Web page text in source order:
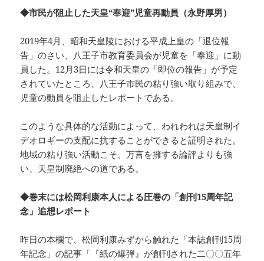
◆市民が阻止した天皇“奉迎”児童再動員（永野厚男）
2019年4月、昭和天皇陵における平成上皇の「退位報
告」のさい、八王子市教育委員会が児童を「奉迎」に動
員した。12月3日には令和天皇の「即位の報告」が予定
されていたところ、八王子市民の粘り強い取り組みで、
児童の動員を阻止したレポートである。
このような具体的な活動によって、われわれは天皇制イ
デオロギーの支配に抗することができると証明された。
地域の粘り強い活動こそ、万言を擁する論評よりも強
い、天皇制廃絶への道である。
◆巻末には松岡利康本人による圧巻の「創刊15周年記
念」追想レポート
昨日の本欄で、松岡利康みずから触れた「本誌創刊15周
年記念」の記事「『紙の爆弾』が創刊された二〇〇五年